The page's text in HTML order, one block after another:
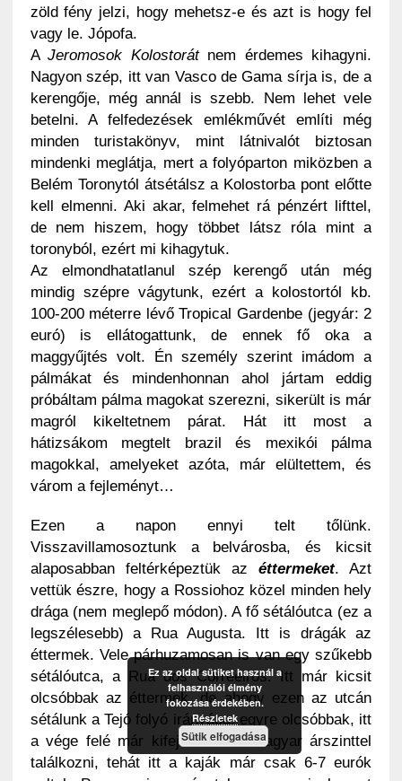
zöld fény jelzi, hogy mehetsz-e és azt is hogy fel
vagy le. Jópofa.
AJeromosok Kolostorátnem érdemes kihagyni.
Nagyon szép, itt van Vasco de Gama sírja is, de a
kerengője, még annál is szebb. Nem lehet vele
betelni. A felfedezések emlékművét említi még
minden turistakönyv, mint látnivalót biztosan
mindenki meglátja, mert a folyóparton miközben a
Belém Toronytól átsétálsz a Kolostorba pont előtte
kell elmenni. Aki akar, felmehet rá pénzért lifttel,
de nem hiszem, hogy többet látsz róla mint a
toronyból, ezért mi kihagytuk.
Az elmondhatatlanul szép kerengő után még
mindig szépre vágytunk, ezért a kolostortól kb.
100-200 méterre lévő Tropical Gardenbe (jegyár: 2
euró) is ellátogattunk, de ennek fő oka a
maggyűjtés volt. Én személy szerint imádom a
pálmákat és mindenhonnan ahol jártam eddig
próbáltam pálma magokat szerezni, sikerült is már
magról kikeltetnem párat. Hát itt most a
hátizsákom megtelt brazil és mexikói pálma
magokkal, amelyeket azóta, már elültettem, és
várom a fejleményt…
Ezen a napon ennyi telt tőlünk.
Visszavillamosoztunk a belvárosba, és kicsit
alaposabban feltérképeztük azéttermeket. Azt
vettük észre, hogy a Rossiohoz közel minden hely
drága (nem meglepő módon). A fő sétálóutca (ez a
legszélesebb) a Rua Augusta. Itt is drágák az
éttermek. Vele párhuzamosan is van egy szűkebb
sétálóutca, a Rua dos Correeiros. Itt már kicsit
olcsóbbak az éttermek, de ahogy ezen az utcán
sétálunk a Tejó folyó irányába, egyre olcsóbbak, itt
a vége felé már kifejezetten a magyar árszinttel
találkozni, tehát itt a kaják már csak 6-7 eurók
Ez az oldal sütiket használ a
felhasználói élmény
fokozása érdekében.
Részletek
Sütik elfogadása